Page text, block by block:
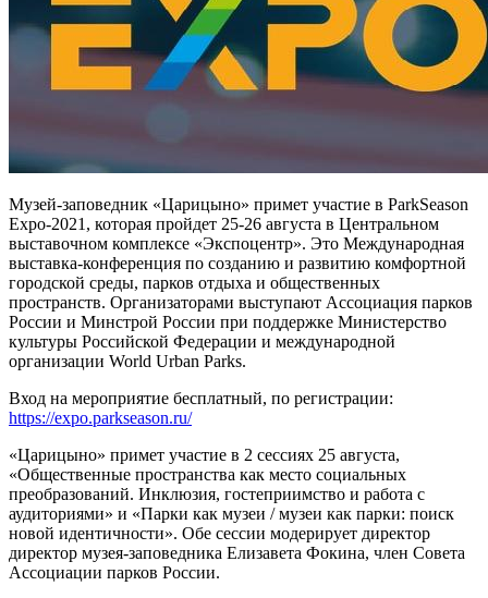
Музей-заповедник «Царицыно» примет участие в ParkSeason
Expo-2021, которая пройдет 25-26 августа в Центральном
выставочном комплексе «Экспоцентр». Это Международная
выставка-конференция по созданию и развитию комфортной
городской среды, парков отдыха и общественных
пространств. Организаторами выступают Ассоциация парков
России и Минстрой России при поддержке Министерство
культуры Российской Федерации и международной
организации World Urban Parks.
Вход на мероприятие бесплатный, по регистрации:
https://expo.parkseason.ru/
«Царицыно» примет участие в 2 сессиях 25 августа,
«Общественные пространства как место социальных
преобразований. Инклюзия, гостеприимство и работа с
аудиториями» и «Парки как музеи / музеи как парки: поиск
новой идентичности». Обе сессии модерирует директор
директор музея-заповедника Елизавета Фокина, член Совета
Ассоциации парков России.